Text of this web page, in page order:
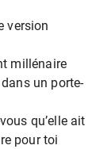
version
millénaire
un porte-
qu’elle ait
pour toi